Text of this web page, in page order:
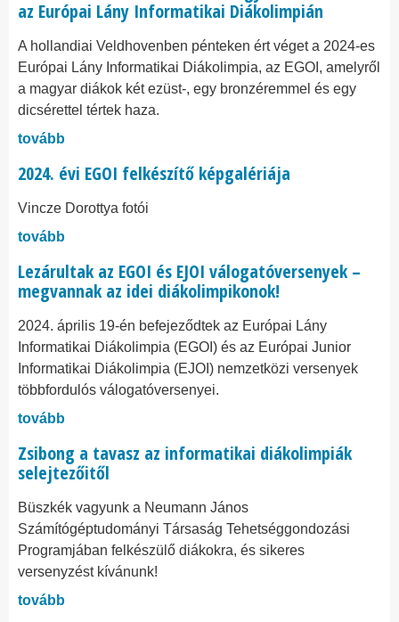
az Európai Lány Informatikai Diákolimpián
​​​​​​​A hollandiai Veldhovenben pénteken ért véget a 2024-es
Európai Lány Informatikai Diákolimpia, az EGOI, amelyről
a magyar diákok két ezüst-, egy bronzéremmel és egy
dicsérettel tértek haza.
tovább
2024. évi EGOI felkészítő képgalériája
Vincze Dorottya fotói
tovább
Lezárultak az EGOI és EJOI válogatóversenyek –
megvannak az idei diákolimpikonok!
​​​​​​​2024. április 19-én befejeződtek az Európai Lány
Informatikai Diákolimpia (EGOI) és az Európai Junior
Informatikai Diákolimpia (EJOI) nemzetközi versenyek
többfordulós válogatóversenyei.
tovább
Zsibong a tavasz az informatikai diákolimpiák
selejtezőitől
Büszkék vagyunk a Neumann János
Számítógéptudományi Társaság Tehetséggondozási
Programjában felkészülő diákokra, és sikeres
versenyzést kívánunk!
tovább